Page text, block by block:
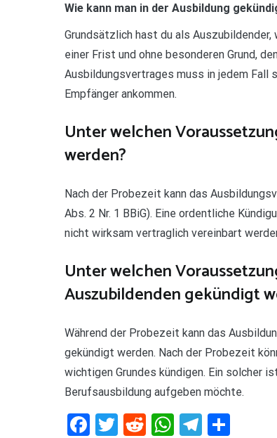
Wie kann man in der Ausbildung
Grundsätzlich hast du als
einer Frist und ohne besonderen Grund,
Ausbildungsvertrages muss in jedem Fall
Empfänger ankommen.
Unter welchen
werden?
Nach der Probezeit kann das
Abs. 2 Nr. 1 BBiG). Eine ordentliche
nicht wirksam vertraglich vereinbart
Unter welchen
Auszubildenden gekündigt
Während der Probezeit kann das
gekündigt werden. Nach der Probezeit
wichtigen Grundes kündigen. Ein solcher
Berufsausbildung aufgeben möchte.
Facebook
Twitter
RedditWhatsApp